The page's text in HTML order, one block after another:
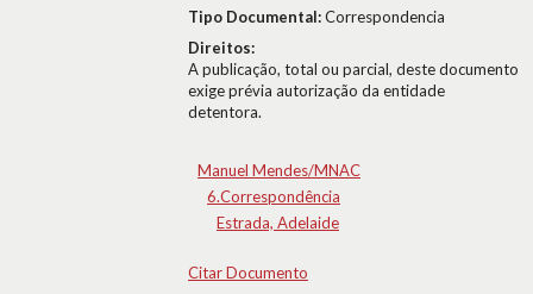
Tipo Documental:Correspondencia
Direitos:
A publicação, total ou parcial, deste documento
exige prévia autorização da entidade
detentora.
Manuel Mendes/MNAC
6.Correspondência
Estrada, Adelaide
Citar Documento